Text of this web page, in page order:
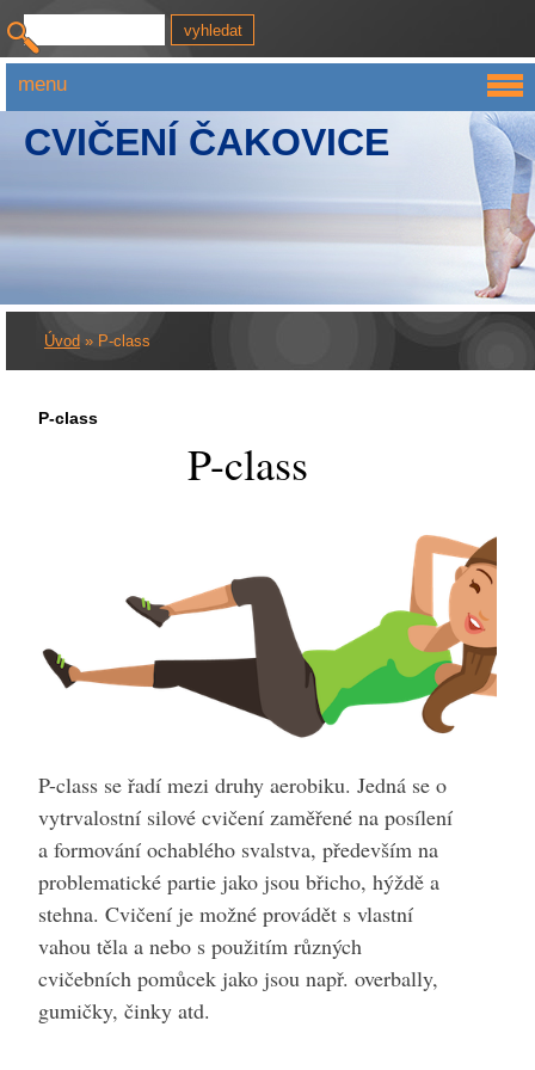
CVIČENÍ ČAKOVICE
Úvod » P-class
P-class
P-class
P-class se řadí mezi druhy aerobiku. Jedná se o
vytrvalostní silové cvičení zaměřené na posílení
a formování ochablého svalstva, především na
problematické partie jako jsou břicho, hýždě a
stehna. Cvičení je možné provádět s vlastní
vahou těla a nebo s použitím různých
cvičebních pomůcek jako jsou např. overbally,
gumičky, činky atd.
menu